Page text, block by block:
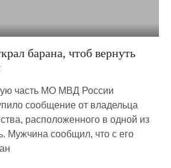
барана, чтоб вернуть
часть МО МВД России
сообщение от владельца
расположенного в одной из
Мужчина сообщил, что с его